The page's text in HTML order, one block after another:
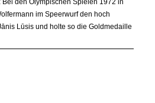
den Olympischen Spielen 1972 in
im Speerwurf den hoch
Lūsis und holte so die Goldmedaille